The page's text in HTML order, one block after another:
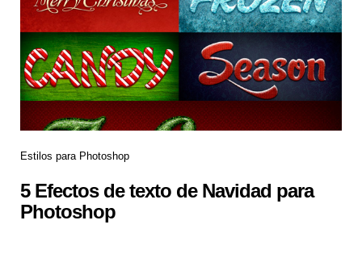
Estilos para Photoshop
5 Efectos de texto de Navidad para
Photoshop